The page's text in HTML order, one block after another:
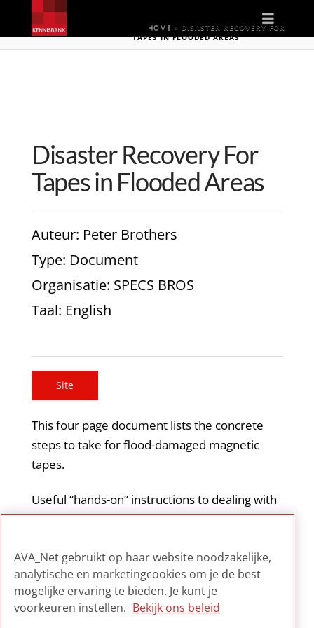
HOME » DISASTER RECOVERY FOR
TAPES IN FLOODED AREAS
Disaster Recovery For
Tapes in Flooded Areas
Auteur: Peter Brothers
Type: Document
Organisatie: SPECS BROS
Taal: English
Site
This four page document lists the concrete
steps to take for flood-damaged magnetic
tapes.
Useful “hands-on” instructions to dealing with
water damaged magnetic tapes. Provides
disaster planning document.
AVA_Net gebruikt op haar website noodzakelijke,
analytische en marketingcookies om je de best
mogelijke ervaring te bieden. Je kunt je
voorkeuren instellen. Bekijk ons beleid